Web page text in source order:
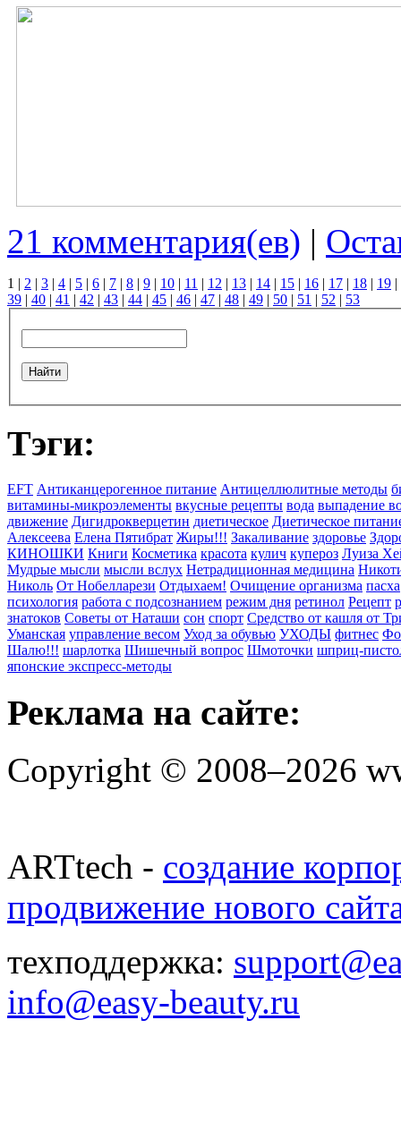
21 комментария(ев) |
1 | 2 | 3 | 4 | 5 | 6 | 7 | 8 | 9 | 10 | 11 | 12 | 13 | 14 | 15 | 16 | 17 | 18 | 19 |
39 | 40 | 41 | 42 | 43 | 44 | 45 | 46 | 47 | 48 | 49 | 50 | 51 | 52 | 53
Тэги:
EFT Антиканцерогенное питание Антицеллюлитные методы
витамины-микроэлементы вкусные рецепты вода выпадение
движение Дигидрокверцетин диетическое Диетическое
Алексеева Елена Пятибрат Жиры!!! Закаливание здоровье
КИНОШКИ Книги Косметика красота кулич купероз Луиза
Мудрые мысли мысли вслух Нетрадиционная медицина
Николь От Нобелларези Отдыхаем! Очищение организма пасха
психология работа с подсознанием режим дня ретинол Рецепт
знатоков Советы от Наташи сон спорт Средство от кашля от
Уманская управление весом Уход за обувью УХОДЫ фитнес
Шалю!!! шарлотка Шишечный вопрос Шмоточки шприц-
японские экспресс-методы
Реклама на сайте:
Copyright © 2008–2026
ARTtech - создание
продвижение нового
техподдержка:
info@easy-beauty.ru